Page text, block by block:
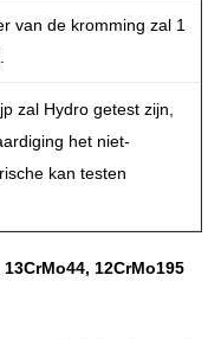
van de kromming zal 1
zal Hydro getest zijn,
het niet-
kan testen
12CrMo195